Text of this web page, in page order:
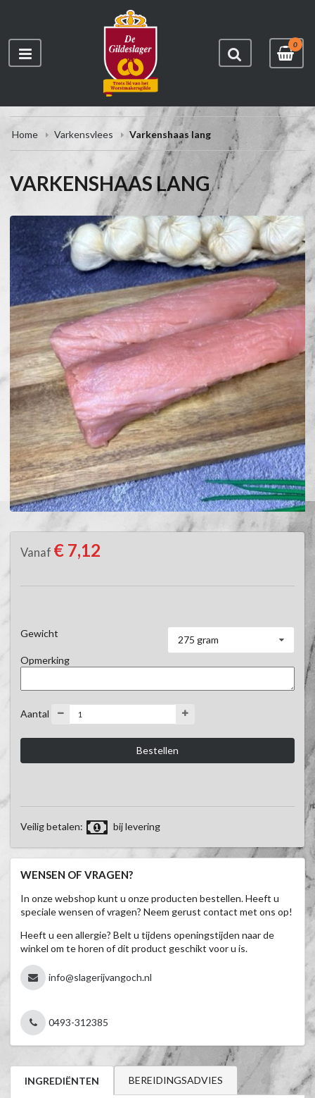
0
Home Varkensvlees Varkenshaas lang
VARKENSHAAS LANG
Vanaf € 7,12
Gewicht
275 gram
Opmerking
Aantal
Veilig betalen: bij levering
WENSEN OF VRAGEN?
In onze webshop kunt u onze producten bestellen. Heeft u
speciale wensen of vragen? Neem gerust contact met ons op!
Heeft u een allergie? Belt u tijdens openingstijden naar de
winkel om te horen of dit product geschikt voor u is.
info@slagerijvangoch.nl
0493-312385
INGREDIËNTEN BEREIDINGSADVIES